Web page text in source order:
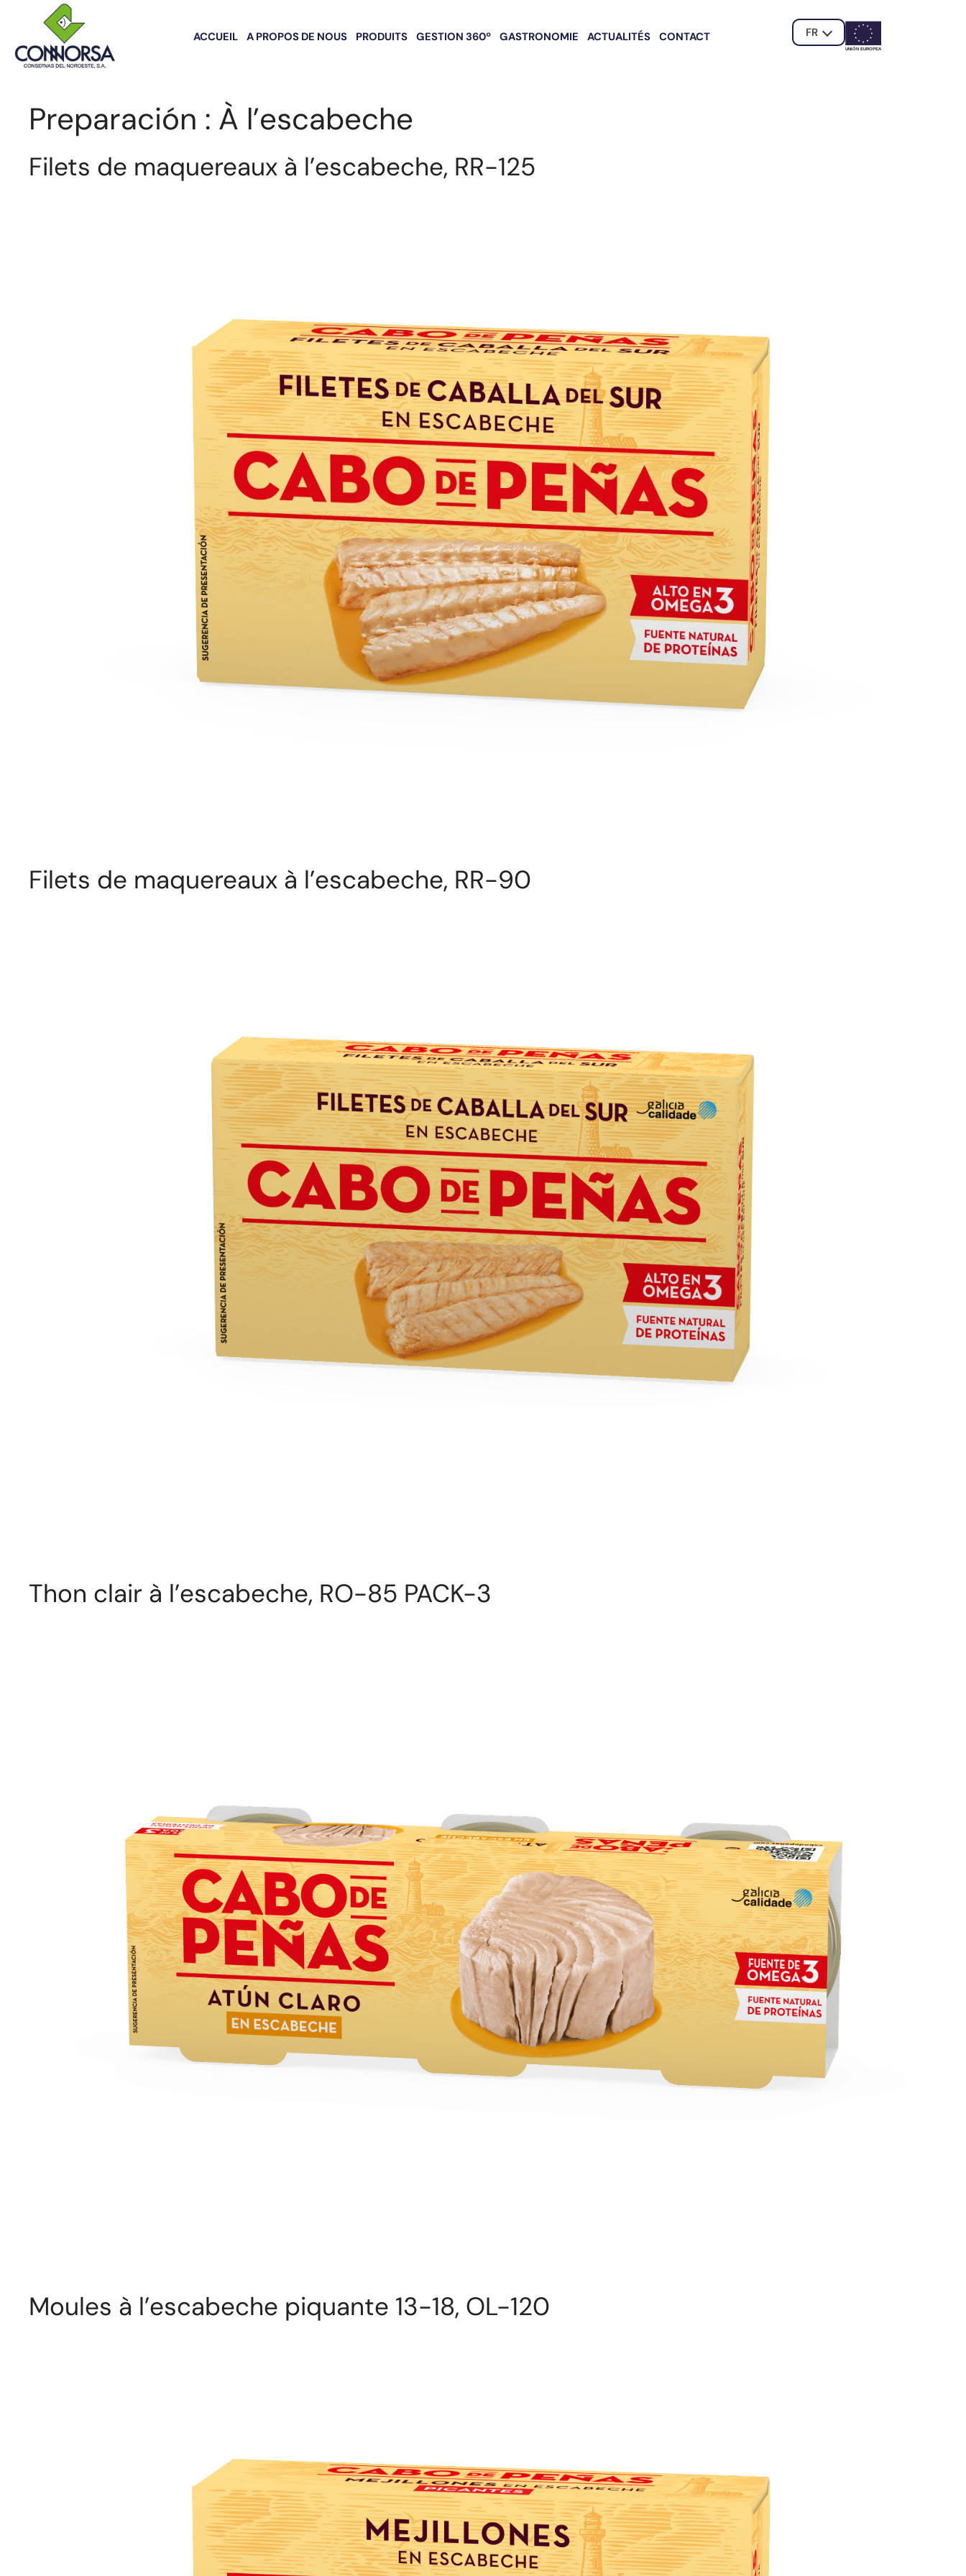
ACCUEIL A PROPOS DE NOUS PRODUITS GESTION 360º GASTRONOMIE ACTUALITÉS CONTACT FR
UNIÓN EUROPEA
Preparación : À l’escabeche
Filets de maquereaux à l’escabeche, RR-125
Filets de maquereaux à l’escabeche, RR-90
Thon clair à l’escabeche, RO-85 PACK-3
Moules à l’escabeche piquante 13-18, OL-120